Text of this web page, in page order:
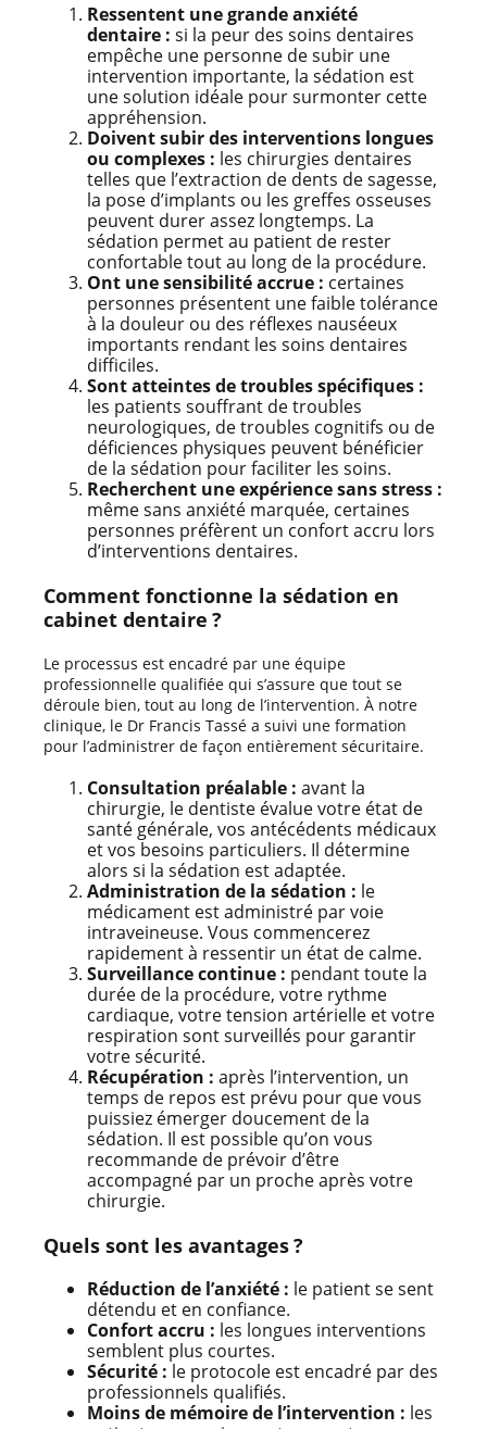
Ressentent une grande anxiété
dentaire : si la peur des soins dentaires
empêche une personne de subir une
intervention importante, la sédation est
une solution idéale pour surmonter cette
appréhension.
Doivent subir des interventions longues
ou complexes : les chirurgies dentaires
telles que l’extraction de dents de sagesse,
la pose d’implants ou les greffes osseuses
peuvent durer assez longtemps. La
sédation permet au patient de rester
confortable tout au long de la procédure.
Ont une sensibilité accrue : certaines
personnes présentent une faible tolérance
à la douleur ou des réflexes nauséeux
importants rendant les soins dentaires
difficiles.
Sont atteintes de troubles spécifiques :
les patients souffrant de troubles
neurologiques, de troubles cognitifs ou de
déficiences physiques peuvent bénéficier
de la sédation pour faciliter les soins.
Recherchent une expérience sans stress :
même sans anxiété marquée, certaines
personnes préfèrent un confort accru lors
d’interventions dentaires.
Comment fonctionne la sédation en
cabinet dentaire ?
Le processus est encadré par une équipe
professionnelle qualifiée qui s’assure que tout se
déroule bien, tout au long de l’intervention. À notre
clinique, le Dr Francis Tassé a suivi une formation
pour l’administrer de façon entièrement sécuritaire.
Consultation préalable : avant la
chirurgie, le dentiste évalue votre état de
santé générale, vos antécédents médicaux
et vos besoins particuliers. Il détermine
alors si la sédation est adaptée.
Administration de la sédation : le
médicament est administré par voie
intraveineuse. Vous commencerez
rapidement à ressentir un état de calme.
Surveillance continue : pendant toute la
durée de la procédure, votre rythme
cardiaque, votre tension artérielle et votre
respiration sont surveillés pour garantir
votre sécurité.
Récupération : après l’intervention, un
temps de repos est prévu pour que vous
puissiez émerger doucement de la
sédation. Il est possible qu’on vous
recommande de prévoir d’être
accompagné par un proche après votre
chirurgie.
Quels sont les avantages ?
Réduction de l’anxiété : le patient se sent
détendu et en confiance.
Confort accru : les longues interventions
semblent plus courtes.
Sécurité : le protocole est encadré par des
professionnels qualifiés.
Moins de mémoire de l’intervention : les